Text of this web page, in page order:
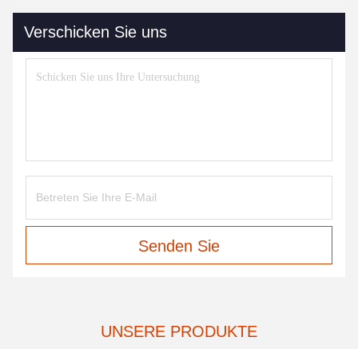
Verschicken Sie uns
Senden Sie
UNSERE PRODUKTE